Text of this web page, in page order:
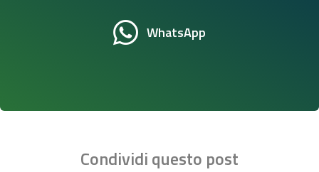
WhatsApp
Condividi questo post